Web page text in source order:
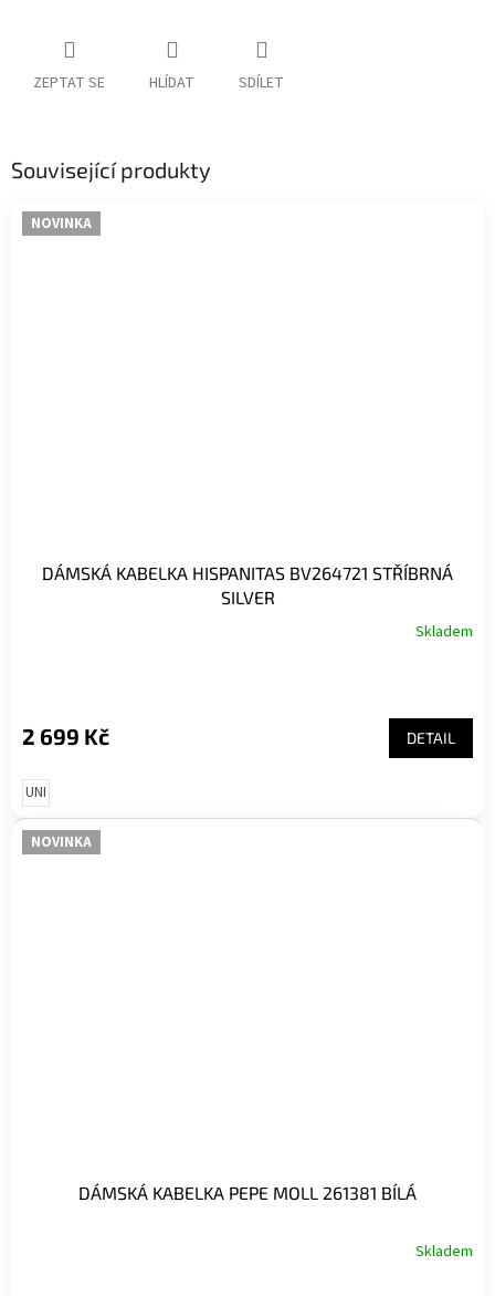
ZEPTAT SE HLÍDAT SDÍLET
Související produkty
NOVINKA
DÁMSKÁ KABELKA HISPANITAS BV264721 STŘÍBRNÁ
SILVER
Skladem
2 699 Kč DETAIL
UNI
NOVINKA
DÁMSKÁ KABELKA PEPE MOLL 261381 BÍLÁ
Skladem